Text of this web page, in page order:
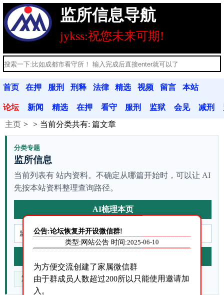
监所信息导航
jykss:祝您未来可期!
首页 在押
人员
服刑
人员
刑释
人员
法律
法规
精选
文章
视频
分享
留言
本
本站
公告
论坛 新闻
动态
精选
文章
在押
人员
看守
联系
服刑 监狱 会见 减刑
主页 当前分类共有: 篇文章
分类专题
监所信息
当前列表有 站内资料。不确定从哪篇开始时，可以让 AI
先按本站资料整理查询路径。
AI梳理本页
重点核对什么 官方来源在哪 信息不准咋办
公告:论坛恢复并开设微信群!
类型:网站公告 时间:2025-06-10
为方便交流创建了家属微信群
由于群成员人数超过200所以只能使用邀请加
入。